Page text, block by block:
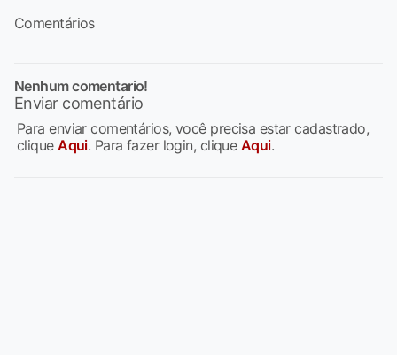
Comentários
Nenhum comentario!
Enviar comentário
Para enviar comentários, você precisa estar cadastrado,
cliqueAqui. Para fazer login, clique Aqui.